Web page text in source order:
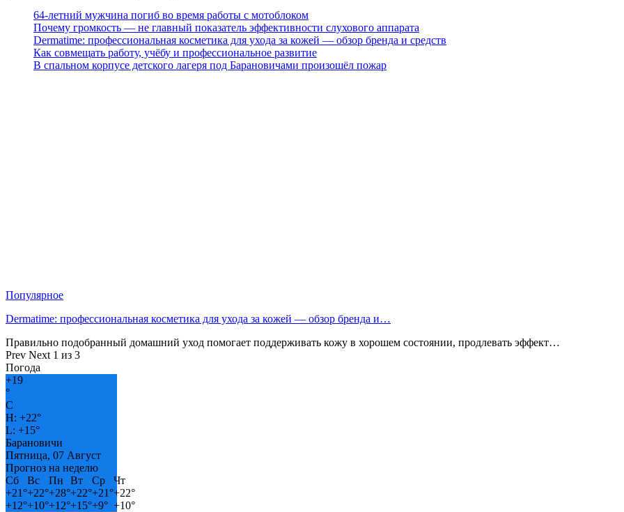
64-летний мужчина погиб во время работы с мотоблоком
Почему громкость — не главный показатель эффективности слухового аппарата
Dermatime: профессиональная косметика для ухода за кожей — обзор бренда и средств
Как совмещать работу, учёбу и профессиональное развитие
В спальном корпусе детского лагеря под Барановичами произошёл пожар
Популярное
Dermatime: профессиональная косметика для ухода за кожей — обзор бренда и…
Правильно подобранный домашний уход помогает поддерживать кожу в хорошем состоянии, продлевать эффект…
Prev Next 1 из 3
Погода
+19
°
C
H: +22°
L: +15°
Барановичи
Пятница, 07 Август
Прогноз на неделю
Сб
Вс Пн Вт Ср
Чт
+21°+22°+28°+22°+21°+22°
+12°+10°+12°+15°+9° +10°